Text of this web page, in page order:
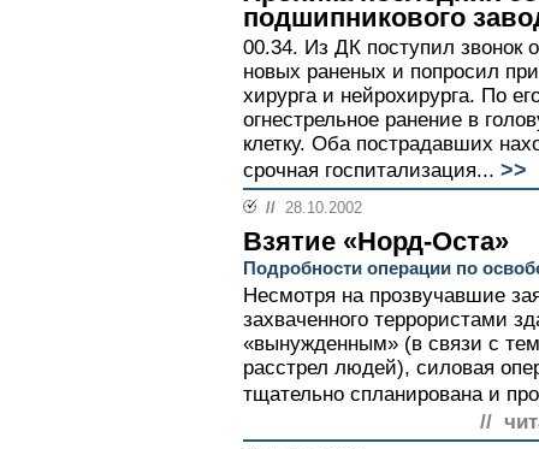
подшипникового
00.34. Из ДК поступил звонок
новых раненых и попросил
хирурга и нейрохирурга. По
огнестрельное ранение в
клетку. Оба пострадавших
срочная госпитализация... >>
// 28.10.2002
Взятие «Норд-Оста»
Подробности операции по
Несмотря на прозвучавшие
захваченного террористами
«вынужденным» (в связи с
расстрел людей), силовая
тщательно спланирована и
//